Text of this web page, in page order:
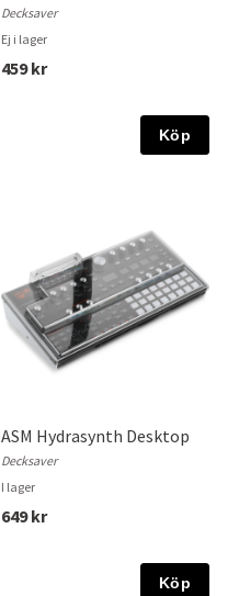
Decksaver
Ej i lager
459 kr
Köp
ASM Hydrasynth Desktop
Decksaver
I lager
649 kr
Köp